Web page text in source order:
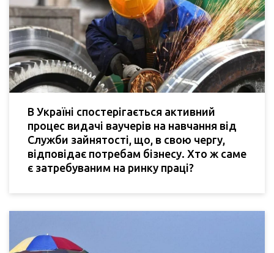
В Україні спостерігається активний
процес видачі ваучерів на навчання від
Служби зайнятості, що, в свою чергу,
відповідає потребам бізнесу. Хто ж саме
є затребуваним на ринку праці?